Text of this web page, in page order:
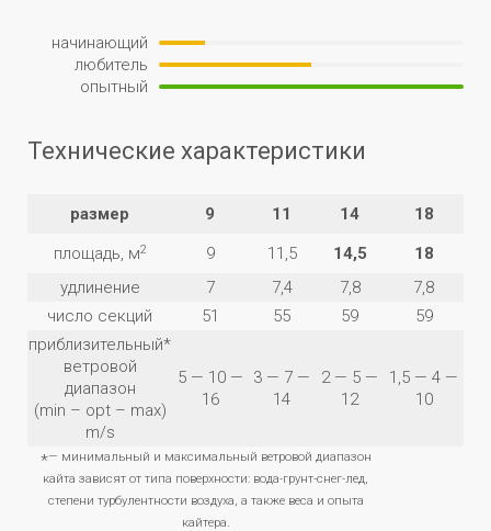
начинающий
любитель
опытный
Технические характеристики
размер 9 11 14
18
площадь, м2 9 11,5 14,5
18
удлинение
7 7,4 7,8
7,8
число секций
51 55 59
59
приблизительный*
ветровой
диапазон
(min – opt – max)
m/s
5 — 10 —
16
3 — 7 —
14
2 — 5 —
12
1,5 — 4 —
10
*— минимальный и максимальный ветровой диапазон
кайта зависят от типа поверхности: вода-грунт-снег-лед,
степени турбулентности воздуха, а также веса и опыта
кайтера.